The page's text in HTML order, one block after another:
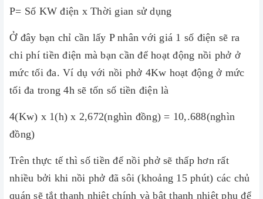
P= Số KW điện x Thời gian sử dụng
Ở đây bạn chỉ cần lấy P nhân với giá 1 số điện sẽ ra
chi phí tiền điện mà bạn cần để hoạt động nồi phở ở
mức tối đa. Ví dụ với nồi phở 4Kw hoạt động ở mức
tối đa trong 4h sẽ tốn số tiền điện là
4(Kw) x 1(h) x 2,672(nghìn đồng) = 10,.688(nghìn
đồng)
Trên thực tế thì số tiền để nồi phở sẽ thấp hơn rất
nhiều bởi khi nồi phở đã sôi (khoảng 15 phút) các chủ
quán sẽ tắt thanh nhiệt chính và bật thanh nhiệt phụ để